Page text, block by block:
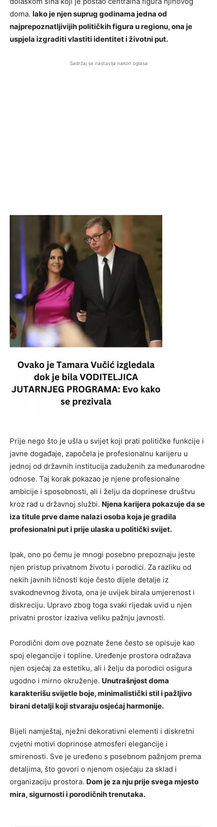
doma. Iako je njen suprug godinama jedna od
najprepoznatljivijih političkih figura u regionu, ona je
uspjela izgraditi vlastiti identitet i životni put.
Sadržaj se nastavlja nakon oglasa
Prije nego što je ušla u svijet koji prati političke funkcije i
javne događaje, započela je profesionalnu karijeru u
jednoj od državnih institucija zaduženih za međunarodne
odnose. Taj korak pokazao je njene profesionalne
ambicije i sposobnosti, ali i želju da doprinese društvu
kroz rad u državnoj službi. Njena karijera pokazuje da se
iza titule prve dame nalazi osoba koja je gradila
profesionalni put i prije ulaska u politički svijet.
Ipak, ono po čemu je mnogi posebno prepoznaju jeste
njen pristup privatnom životu i porodici. Za razliku od
nekih javnih ličnosti koje često dijele detalje iz
svakodnevnog života, ona je uvijek birala umjerenost i
diskreciju. Upravo zbog toga svaki rijedak uvid u njen
privatni prostor izaziva veliku pažnju javnosti.
Porodični dom ove poznate žene često se opisuje kao
spoj elegancije i topline. Uređenje prostora odražava
njen osjećaj za estetiku, ali i želju da porodici osigura
ugodno i mirno okruženje. Unutrašnjost doma
karakterišu svijetle boje, minimalistički stil i pažljivo
birani detalji koji stvaraju osjećaj harmonije.
Bijeli namještaj, nježni dekorativni elementi i diskretni
cvjetni motivi doprinose atmosferi elegancije i
smirenosti. Sve je uređeno s posebnom pažnjom prema
detaljima, što govori o njenom osjećaju za sklad i
organizaciju prostora. Dom je za nju prije svega mjesto
mira, sigurnosti i porodičnih trenutaka.